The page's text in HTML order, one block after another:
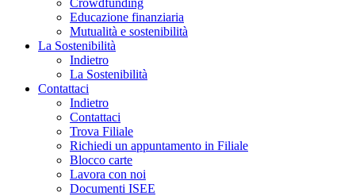
Crowdfunding
Educazione finanziaria
Mutualità e sostenibilità
La Sostenibilità
Indietro
La Sostenibilità
Contattaci
Indietro
Contattaci
Trova Filiale
Richiedi un appuntamento in Filiale
Blocco carte
Lavora con noi
Documenti ISEE